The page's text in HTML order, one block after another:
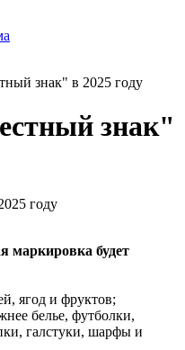
знак" в 2025 году
знак"
маркировка будет
ягод и фруктов;
белье, футболки,
галстуки, шарфы и